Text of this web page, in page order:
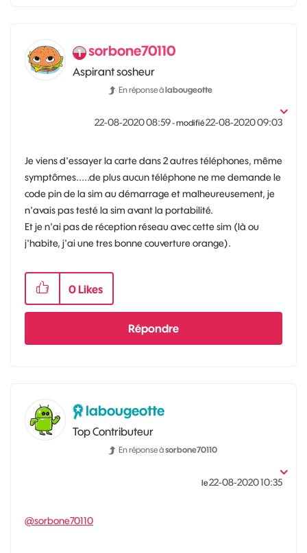
sorbone70110
Aspirant sosheur
En réponse àlabougeotte
‎22-08-202008:59- modifié‎22-08-202009:03
Je viens d'essayer la carte dans 2 autres téléphones, même
symptômes.....de plus aucun téléphone ne me demande le
code pin de la sim au démarrage et malheureusement, je
n'avais pas testé la sim avant la portabilité.
Et je n'ai pas de réception réseau avec cette sim (là ou
j'habite, j'ai une tres bonne couverture orange).
0 Likes
Répondre
labougeotte
Top Contributeur
En réponse àsorbone70110
le‎22-08-202010:35
@sorbone70110